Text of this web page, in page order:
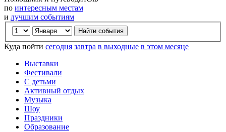
по интересным местам
и лучшим событиям
Куда пойти сегодня завтра в выходные в этом месяце
Выставки
Фестивали
С детьми
Активный отдых
Музыка
Шоу
Праздники
Образование